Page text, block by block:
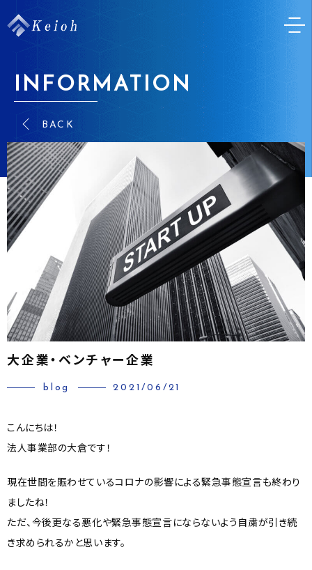
INFORMATION
BACK
大企業・ベンチャー企業
blog 2021/06/21
こんにちは！
法人事業部の大倉です！
現在世間を賑わせているコロナの影響による緊急事態宣言も終わり
ましたね！
ただ、今後更なる悪化や緊急事態宣言にならないよう自粛が引き続
き求められるかと思います。